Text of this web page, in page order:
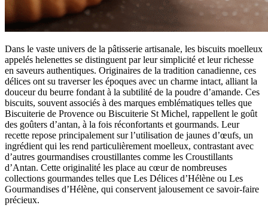
Dans le vaste univers de la pâtisserie artisanale, les biscuits moelleux
appelés helenettes se distinguent par leur simplicité et leur richesse
en saveurs authentiques. Originaires de la tradition canadienne, ces
délices ont su traverser les époques avec un charme intact, alliant la
douceur du beurre fondant à la subtilité de la poudre d’amande. Ces
biscuits, souvent associés à des marques emblématiques telles que
Biscuiterie de Provence ou Biscuiterie St Michel, rappellent le goût
des goûters d’antan, à la fois réconfortants et gourmands. Leur
recette repose principalement sur l’utilisation de jaunes d’œufs, un
ingrédient qui les rend particulièrement moelleux, contrastant avec
d’autres gourmandises croustillantes comme les Croustillants
d’Antan. Cette originalité les place au cœur de nombreuses
collections gourmandes telles que Les Délices d’Hélène ou Les
Gourmandises d’Hélène, qui conservent jalousement ce savoir-faire
précieux.